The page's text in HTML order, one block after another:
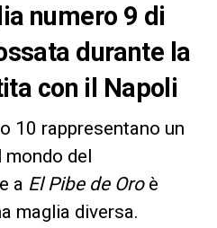
numero 9 di
durante la
con il Napoli
10 rappresentano un
del
a El Pibe de Oroè
maglia diversa.